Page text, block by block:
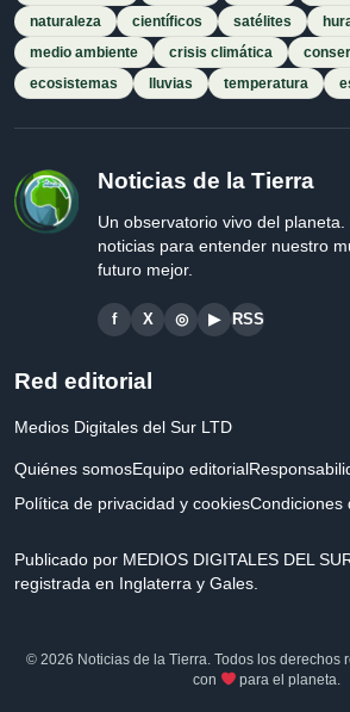
naturaleza
científicos satélites
medio ambiente
crisis climática
ecosistemas
lluvias temperatura
Noticias de la Tierra
Un observatorio vivo del
noticias para entender nuestro
futuro mejor.
f X ◎ ▶ RSS
Red editorial
Medios Digitales del Sur LTD
Quiénes somosEquipo editorial
Política de privacidad y cookiesCondiciones
Publicado por MEDIOS DIGITALES DEL
registrada en Inglaterra y Gales.
© 2026 Noticias de la Tierra. Todos los derechos
con
para el planeta.